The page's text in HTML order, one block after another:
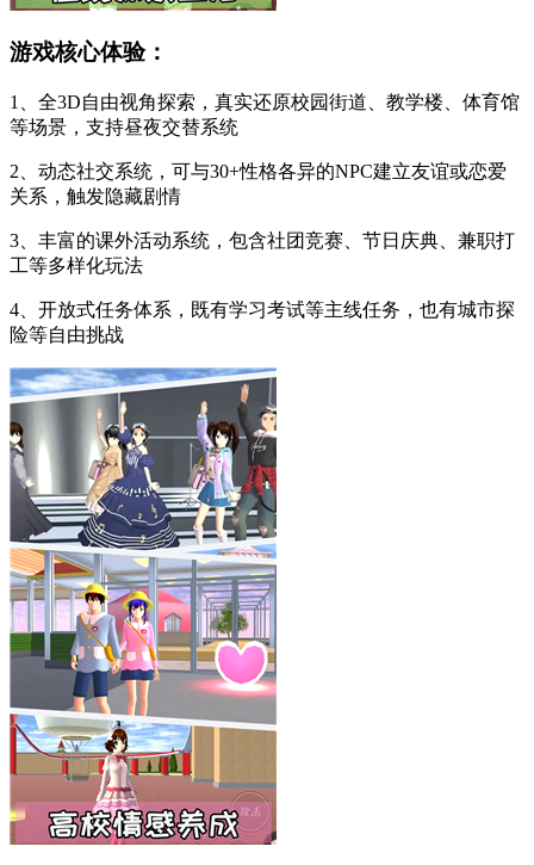
游戏核心体验：
1、全3D自由视角探索，真实还原校园街道、教学楼、体育馆
等场景，支持昼夜交替系统
2、动态社交系统，可与30+性格各异的NPC建立友谊或恋爱
关系，触发隐藏剧情
3、丰富的课外活动系统，包含社团竞赛、节日庆典、兼职打
工等多样化玩法
4、开放式任务体系，既有学习考试等主线任务，也有城市探
险等自由挑战